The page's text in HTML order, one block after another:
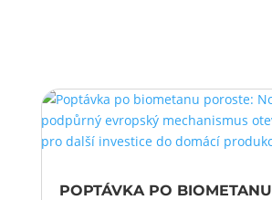
POPTÁVKA PO BIOMETANU